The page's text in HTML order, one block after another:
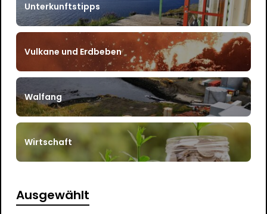
Unterkunftstipps
Vulkane und Erdbeben
Walfang
Wirtschaft
Ausgewählt